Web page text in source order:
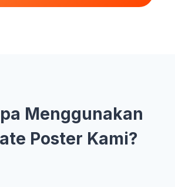
Menggunakan
Poster Kami?